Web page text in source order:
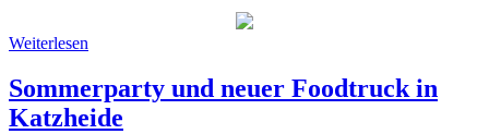
Weiterlesen
Sommerparty und neuer Foodtruck in
Katzheide